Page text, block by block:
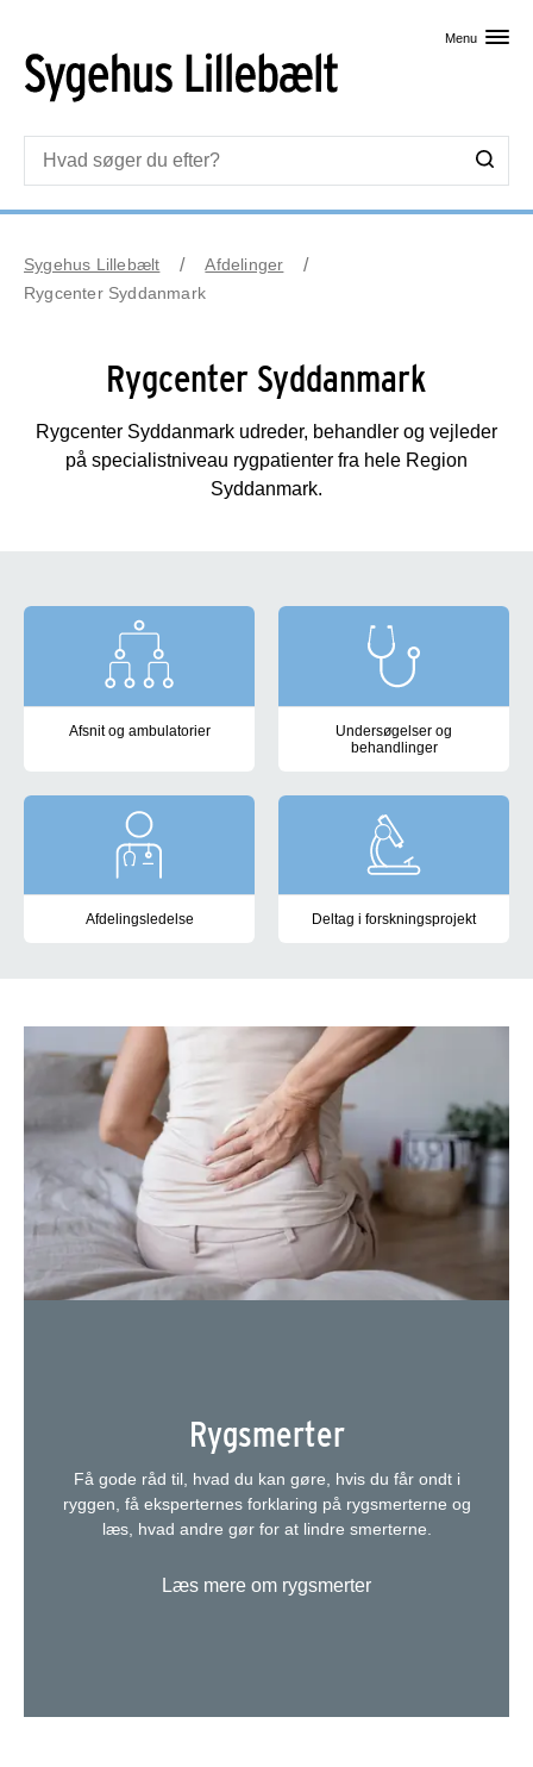
Menu
Sygehus Lillebælt
Afdelinger
Rygcenter Syddanmark
Rygcenter Syddanmark
Rygcenter Syddanmark udreder, behandler og vejleder
på specialistniveau rygpatienter fra hele Region
Syddanmark.
Menu
Afsnit og ambulatorier
Undersøgelser og
behandlinger
Afdelingsledelse Deltag i forskningsprojekt
Rygsmerter
Få gode råd til, hvad du kan gøre, hvis du får ondt i
ryggen, få eksperternes forklaring på rygsmerterne og
læs, hvad andre gør for at lindre smerterne.
Læs mere om rygsmerter